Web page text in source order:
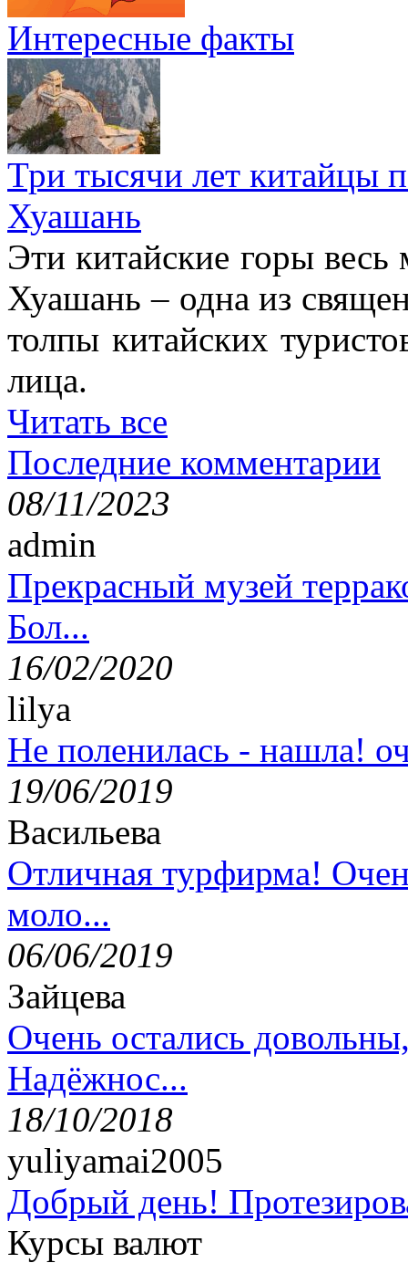
Интересные факты
Три тысячи лет китайцы
Хуашань
Эти китайские горы
Хуашань – одна из
толпы китайских
лица.
Читать все
Последние комментарии
08/11/2023
admin
Прекрасный музей
Бол...
16/02/2020
lilya
Не поленилась - нашла!
19/06/2019
Васильева
Отличная турфирма!
моло...
06/06/2019
Зайцева
Очень остались
Надёжнос...
18/10/2018
yuliyamai2005
Добрый день!
Курсы валют